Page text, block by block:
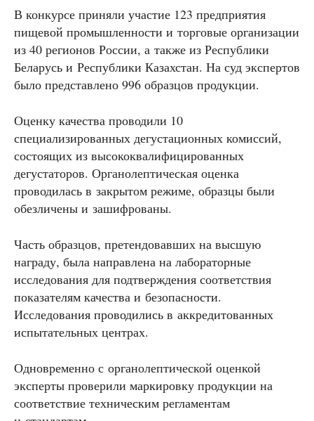
В конкурсе приняли участие 123 предприятия
пищевой промышленности и торговые организации
из 40 регионов России, а также из Республики
Беларусь и Республики Казахстан. На суд экспертов
было представлено 996 образцов продукции.
Оценку качества проводили 10
специализированных дегустационных комиссий,
состоящих из высококвалифицированных
дегустаторов. Органолептическая оценка
проводилась в закрытом режиме, образцы были
обезличены и зашифрованы.
Часть образцов, претендовавших на высшую
награду, была направлена на лабораторные
исследования для подтверждения соответствия
показателям качества и безопасности.
Исследования проводились в аккредитованных
испытательных центрах.
Одновременно с органолептической оценкой
эксперты проверили маркировку продукции на
соответствие техническим регламентам